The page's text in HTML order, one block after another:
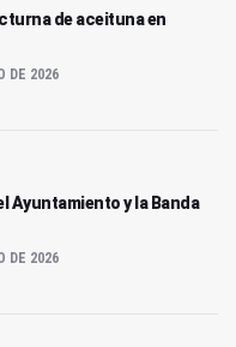
de aceituna en
DE 2026
Ayuntamiento y la Banda
DE 2026